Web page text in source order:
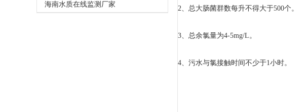
海南水质在线监测厂家
2、总大肠菌群数每升不得大于500个。
3、总余氯量为4-5mg/L。
4、污水与氯接触时间不少于1小时。